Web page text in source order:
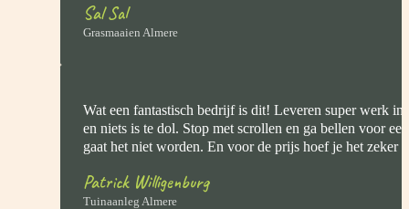
Sal Sal
Grasmaaien Almere
Wat een fantastisch bedrijf is dit! Leveren super werk in
en niets is te dol. Stop met scrollen en ga bellen voor
gaat het niet worden. En voor de prijs hoef je het zeker
Patrick Willigenburg
Tuinaanleg Almere